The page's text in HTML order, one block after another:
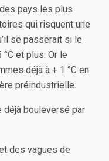
pays les plus
qui risquent une
se passerait si le
et plus. Or le
déjà à + 1 °C en
préindustrielle.
déjà bouleversé par
des vagues de